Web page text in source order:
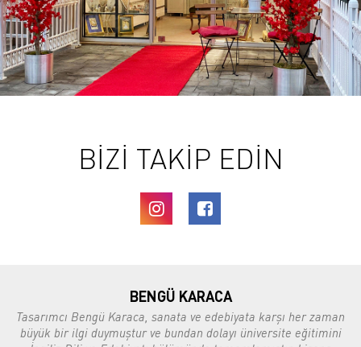
BİZİ TAKİP EDİN
BENGÜ KARACA
Tasarımcı Bengü Karaca, sanata ve edebiyata karşı her zaman
büyük bir ilgi duymuştur ve bundan dolayı üniversite eğitimini